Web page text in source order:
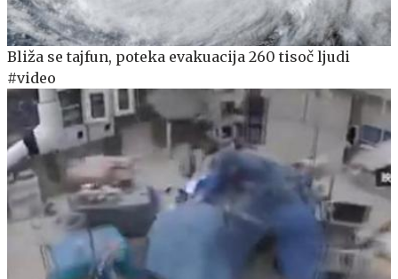
Bliža se tajfun, poteka evakuacija 260 tisoč ljudi
#video